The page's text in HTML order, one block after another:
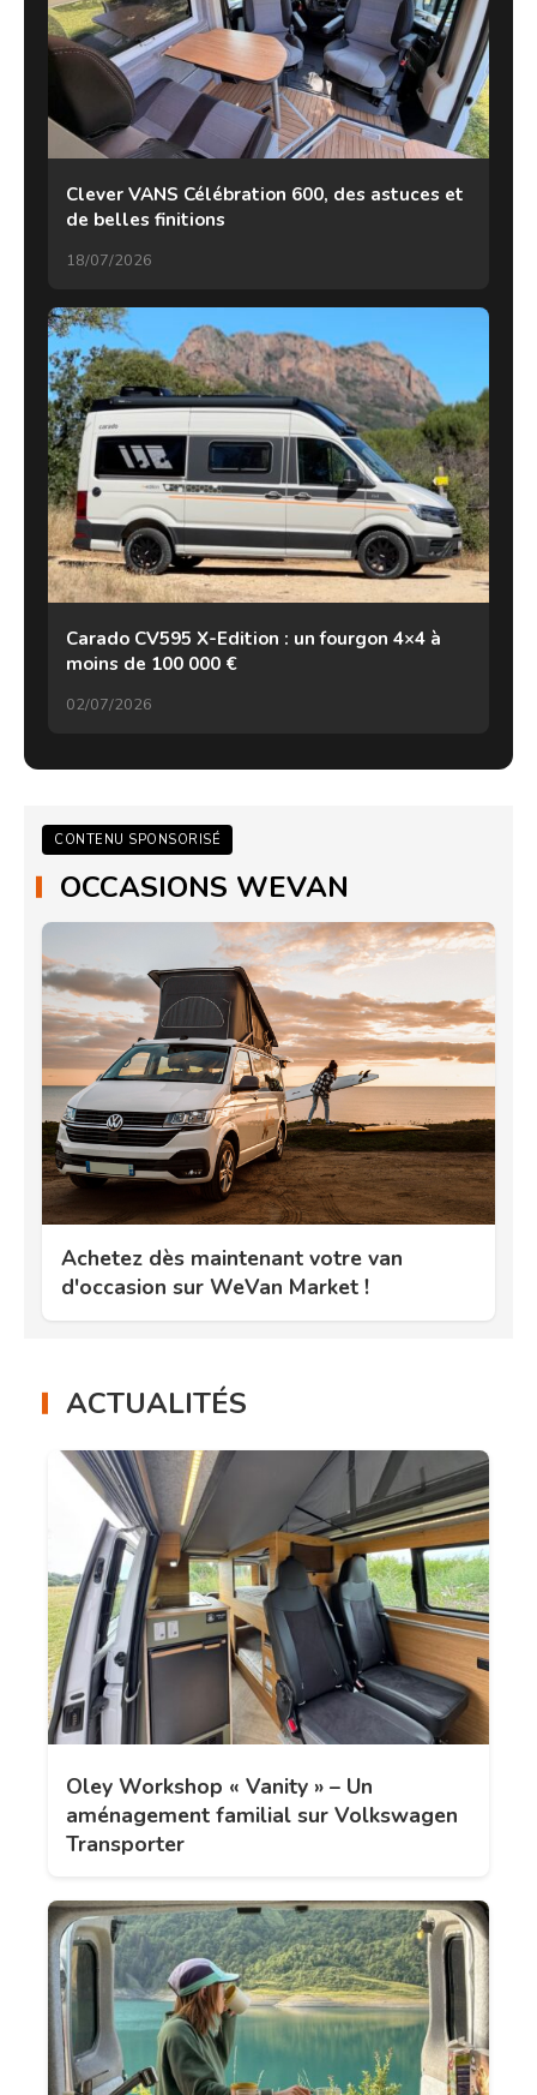
Clever VANS Célébration 600, des astuces et
de belles finitions
18/07/2026
Carado CV595 X-Edition : un fourgon 4×4 à
moins de 100 000 €
02/07/2026
CONTENU SPONSORISÉ
OCCASIONS WEVAN
Achetez dès maintenant votre van
d'occasion sur WeVan Market !
ACTUALITÉS
Oley Workshop « Vanity » – Un
aménagement familial sur Volkswagen
Transporter